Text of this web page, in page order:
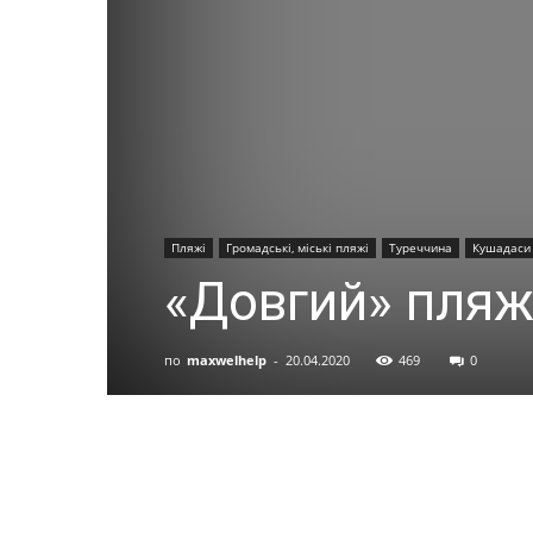
Пляжі Громадські, міські пляжі Туреччина Кушадаси
«Довгий» пляж
по maxwelhelp - 20.04.2020 469 0